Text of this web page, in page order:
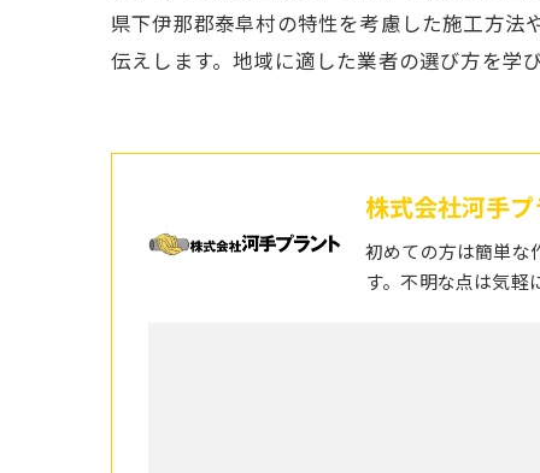
県下伊那郡泰阜村の特性を考慮した施工方法
伝えします。地域に適した業者の選び方を学
株式会社河手プ
初めての方は簡単な
す。不明な点は気軽